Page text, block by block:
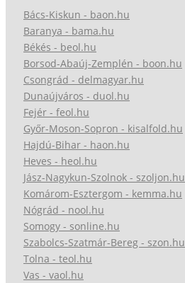
Bács-Kiskun - baon.hu
Baranya - bama.hu
Békés - beol.hu
Borsod-Abaúj-Zemplén - boon.hu
Csongrád - delmagyar.hu
Dunaújváros - duol.hu
Fejér - feol.hu
Győr-Moson-Sopron - kisalfold.hu
Hajdú-Bihar - haon.hu
Heves - heol.hu
Jász-Nagykun-Szolnok - szoljon.hu
Komárom-Esztergom - kemma.hu
Nógrád - nool.hu
Somogy - sonline.hu
Szabolcs-Szatmár-Bereg - szon.hu
Tolna - teol.hu
Vas - vaol.hu